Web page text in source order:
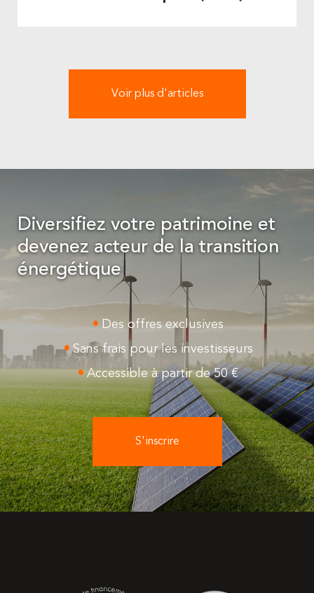
Voir plus d'articles
Diversifiez votre patrimoine et
devenez acteur de la transition
énergétique
Des offres exclusives
Sans frais pour les investisseurs
Accessible à partir de 50 €
S'inscrire